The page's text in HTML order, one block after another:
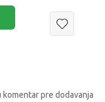
pre dodavanja